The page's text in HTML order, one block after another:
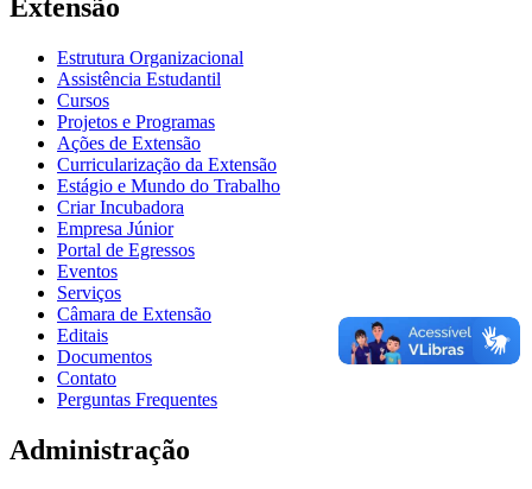
Extensão
Estrutura Organizacional
Assistência Estudantil
Cursos
Projetos e Programas
Ações de Extensão
Curricularização da Extensão
Estágio e Mundo do Trabalho
Criar Incubadora
Empresa Júnior
Portal de Egressos
Eventos
Serviços
Câmara de Extensão
Editais
Documentos
Contato
Perguntas Frequentes
Administração